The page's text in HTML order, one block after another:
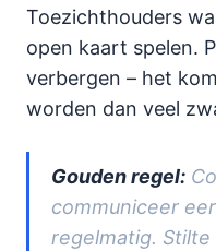
Toezichthouders
open kaart spelen.
verbergen – het
worden dan veel
Gouden regel:
communiceer
regelmatig.